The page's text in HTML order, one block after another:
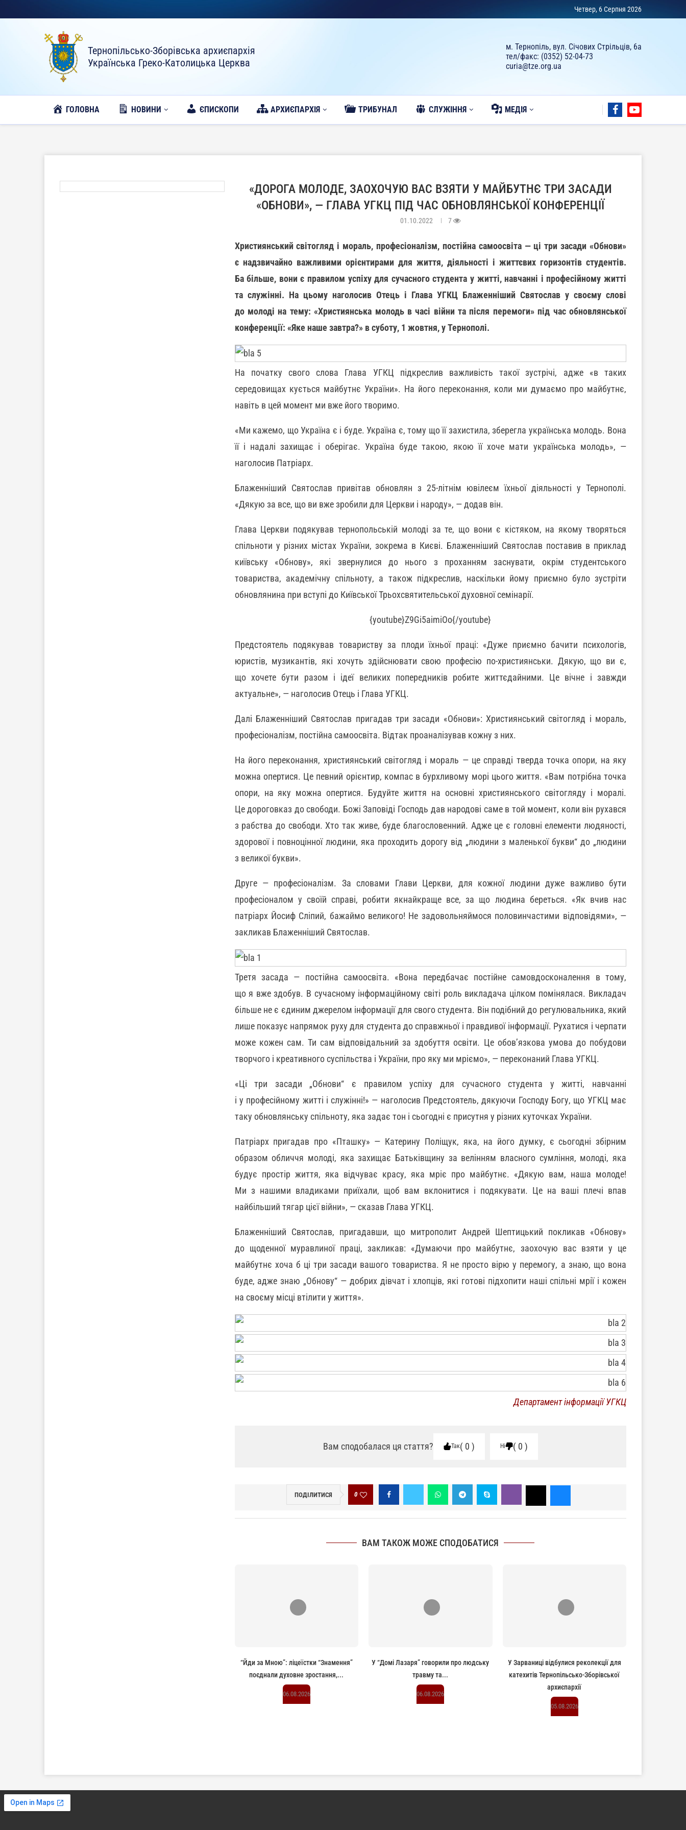
Четвер, 6 Серпня 2026
Тернопільсько-Зборівська архиєпархія
Українська Греко-Католицька Церква
м. Тернопіль, вул. Січових Стрільців, 6а
тел/факс: (0352) 52-04-73
curia@tze.org.ua
ГОЛОВНА НОВИНИ ЄПИСКОПИ АРХИЄПАРХІЯ ТРИБУНАЛ CЛУЖІННЯ МЕДІЯ
«ДОРОГА МОЛОДЕ, ЗАОХОЧУЮ ВАС ВЗЯТИ У МАЙБУТНЄ ТРИ ЗАСАДИ
«ОБНОВИ», — ГЛАВА УГКЦ ПІД ЧАС ОБНОВЛЯНСЬКОЇ КОНФЕРЕНЦІЇ
01.10.2022 7
Християнський світогляд і мораль, професіоналізм, постійна самоосвіта — ці три засади «Обнови»
є надзвичайно важливими орієнтирами для життя, діяльності і життєвих горизонтів студентів.
Ба більше, вони є правилом успіху для сучасного студента у житті, навчанні і професійному житті
та служінні. На цьому наголосив Отець і Глава УГКЦ Блаженніший Святослав у своєму слові
до молоді на тему: «Християнська молодь в часі війни та після перемоги» під час обновлянської
конференції: «Яке наше завтра?» в суботу, 1 жовтня, у Тернополі.
На початку свого слова Глава УГКЦ підкреслив важливість такої зустрічі, адже «в таких
середовищах кується майбутнє України». На його переконання, коли ми думаємо про майбутнє,
навіть в цей момент ми вже його творимо.
«Ми кажемо, що Україна є і буде. Україна є, тому що її захистила, зберегла українська молодь. Вона
її і надалі захищає і оберігає. Україна буде такою, якою її хоче мати українська молодь», —
наголосив Патріарх.
Блаженніший Святослав привітав обновлян з 25-літнім ювілеєм їхньої діяльності у Тернополі.
«Дякую за все, що ви вже зробили для Церкви і народу», — додав він.
Глава Церкви подякував тернопольській молоді за те, що вони є кістяком, на якому творяться
спільноти у різних містах України, зокрема в Києві. Блаженніший Святослав поставив в приклад
київську «Обнову», які звернулися до нього з проханням заснувати, окрім студентського
товариства, академічну спільноту, а також підкреслив, наскільки йому приємно було зустріти
обновлянина при вступі до Київської Трьохсвятительської духовної семінарії.
{youtube}Z9Gi5aimiOo{/youtube}
Предстоятель подякував товариству за плоди їхньої праці: «Дуже приємно бачити психологів,
юристів, музикантів, які хочуть здійснювати свою професію по-християнськи. Дякую, що ви є,
що хочете бути разом і ідеї великих попередників робите життєдайними. Це вічне і завжди
актуальне», — наголосив Отець і Глава УГКЦ.
Далі Блаженніший Святослав пригадав три засади «Обнови»: Християнський світогляд і мораль,
професіоналізм, постійна самоосвіта. Відтак проаналізував кожну з них.
На його переконання, християнський світогляд і мораль — це справді тверда точка опори, на яку
можна опертися. Це певний орієнтир, компас в бурхливому морі цього життя. «Вам потрібна точка
опори, на яку можна опертися. Будуйте життя на основні християнського світогляду і моралі.
Це дороговказ до свободи. Божі Заповіді Господь дав народові саме в той момент, коли він рухався
з рабства до свободи. Хто так живе, буде благословенний. Адже це є головні елементи людяності,
здорової і повноцінної людини, яка проходить дорогу від „людини з маленької букви“ до „людини
з великої букви».
Друге — професіоналізм. За словами Глави Церкви, для кожної людини дуже важливо бути
професіоналом у своїй справі, робити якнайкраще все, за що людина береться. «Як вчив нас
патріарх Йосиф Сліпий, бажаймо великого! Не задовольняймося половинчастими відповідями», —
закликав Блаженніший Святослав.
Третя засада — постійна самоосвіта. «Вона передбачає постійне самовдосконалення в тому,
що я вже здобув. В сучасному інформаційному світі роль викладача цілком помінялася. Викладач
більше не є єдиним джерелом інформації для свого студента. Він подібний до регулювальника, який
лише показує напрямок руху для студента до справжньої і правдивої інформації. Рухатися і черпати
може кожен сам. Ти сам відповідальний за здобуття освіти. Це обов’язкова умова до побудови
творчого і креативного суспільства і України, про яку ми мріємо», — переконаний Глава УГКЦ.
«Ці три засади „Обнови“ є правилом успіху для сучасного студента у житті, навчанні
і у професійному житті і служінні!» — наголосив Предстоятель, дякуючи Господу Богу, що УГКЦ має
таку обновлянську спільноту, яка задає тон і сьогодні є присутня у різних куточках України.
Патріарх пригадав про «Пташку» — Катерину Поліщук, яка, на його думку, є сьогодні збірним
образом обличчя молоді, яка захищає Батьківщину за велінням власного сумління, молоді, яка
будує простір життя, яка відчуває красу, яка мріє про майбутнє. «Дякую вам, наша молоде!
Ми з нашими владиками приїхали, щоб вам вклонитися і подякувати. Це на ваші плечі впав
найбільший тягар цієї війни», — сказав Глава УГКЦ.
Блаженніший Святослав, пригадавши, що митрополит Андрей Шептицький покликав «Обнову»
до щоденної муравлиної праці, закликав: «Думаючи про майбутнє, заохочую вас взяти у це
майбутнє хоча б ці три засади вашого товариства. Я не просто вірю у перемогу, а знаю, що вона
буде, адже знаю „Обнову“ — добрих дівчат і хлопців, які готові підхопити наші спільні мрії і кожен
на своєму місці втілити у життя».
Департамент інформації УГКЦ
Вам сподобалася ця стаття? Так 0 Ні 0
ПОДІЛИТИСЯ 0
ВАМ ТАКОЖ МОЖЕ СПОДОБАТИСЯ
“Йди за Мною”: ліцеїстки “Знамення”
поєднали духовне зростання,...
06.08.2026
У “Домі Лазаря” говорили про людську
травму та...
06.08.2026
У Зарваниці відбулися реколекції для
катехитів Тернопільсько-Зборівської
архиєпархії
05.08.2026